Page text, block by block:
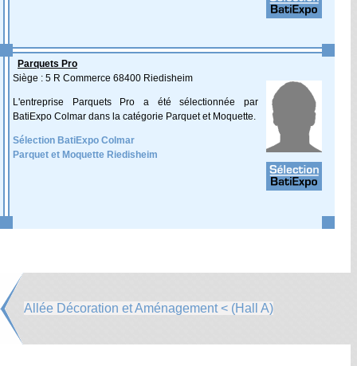
Parquets Pro
Siège : 5 R Commerce 68400 Riedisheim
L'entreprise Parquets Pro a été sélectionnée par
BatiExpo Colmar dans la catégorie Parquet et Moquette.
Sélection BatiExpo Colmar
Parquet et Moquette Riedisheim
Allée Décoration et Aménagement < (Hall A)